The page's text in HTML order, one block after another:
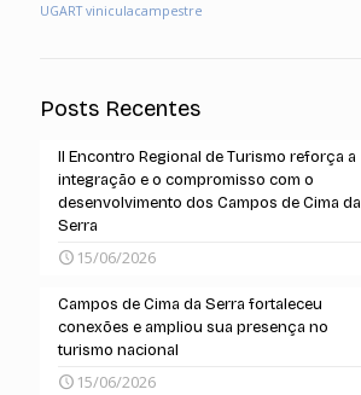
UGART viniculacampestre
Posts Recentes
II Encontro Regional de Turismo reforça a
integração e o compromisso com o
desenvolvimento dos Campos de Cima da
Serra
15/06/2026
Campos de Cima da Serra fortaleceu
conexões e ampliou sua presença no
turismo nacional
15/06/2026